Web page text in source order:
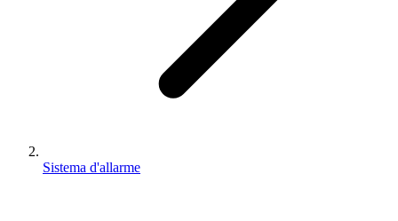
Sistema d'allarme